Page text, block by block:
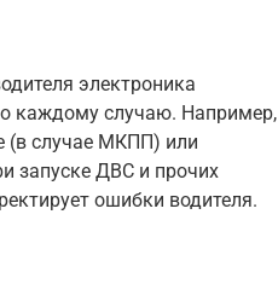
электроника
каждому случаю. Например,
(в случае МКПП) или
запуске ДВС и прочих
ошибки водителя.